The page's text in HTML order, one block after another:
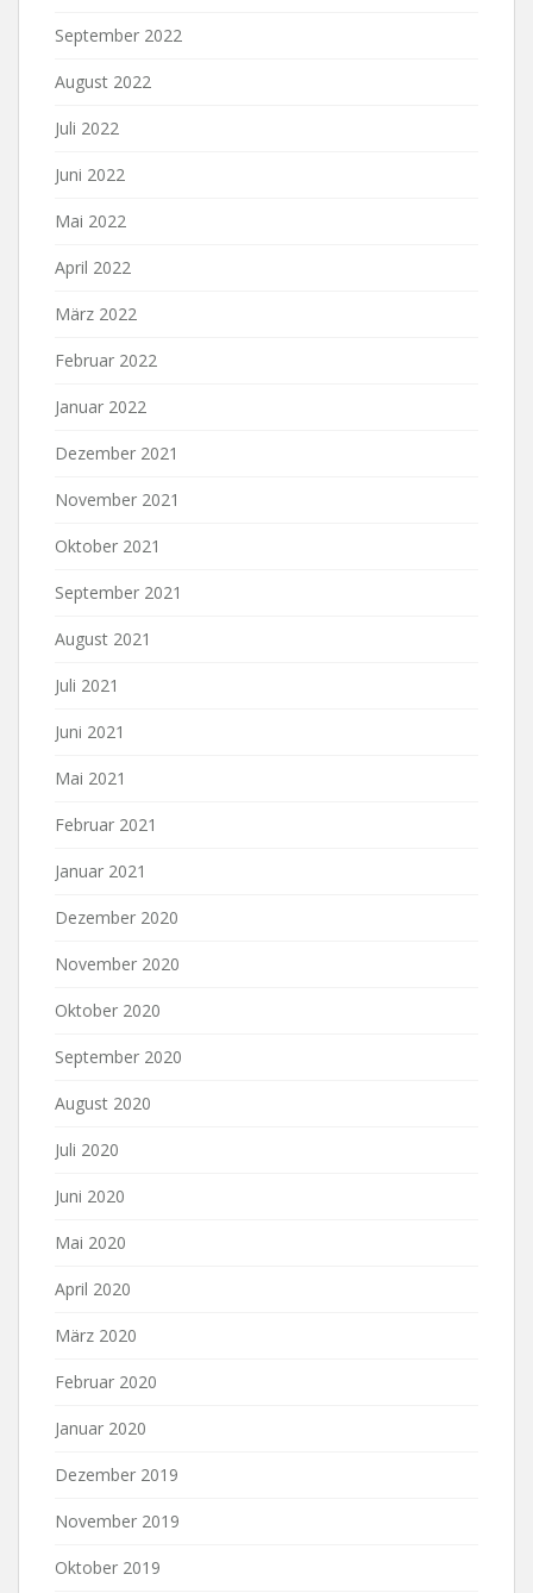
September 2022
August 2022
Juli 2022
Juni 2022
Mai 2022
April 2022
März 2022
Februar 2022
Januar 2022
Dezember 2021
November 2021
Oktober 2021
September 2021
August 2021
Juli 2021
Juni 2021
Mai 2021
Februar 2021
Januar 2021
Dezember 2020
November 2020
Oktober 2020
September 2020
August 2020
Juli 2020
Juni 2020
Mai 2020
April 2020
März 2020
Februar 2020
Januar 2020
Dezember 2019
November 2019
Oktober 2019